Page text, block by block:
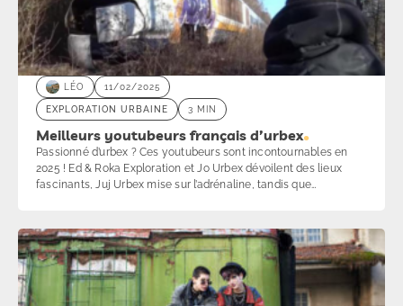
LÉO 11/02/2025
EXPLORATION URBAINE 3 MIN
Meilleurs youtubeurs français d’urbex
Passionné d’urbex ? Ces youtubeurs sont incontournables en
2025 ! Ed & Roka Exploration et Jo Urbex dévoilent des lieux
fascinants, Juj Urbex mise sur l’adrénaline, tandis que
Adrien Urbex et Tom & Robin apportent chacun leur style
unique. À découvrir sans tarder !